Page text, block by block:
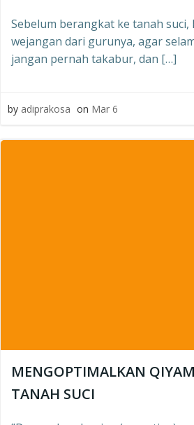
Sebelum berangkat ke tanah suci,
wejangan dari gurunya, agar
jangan pernah takabur, dan […]
by adiprakosa on Mar 6
MENGOPTIMALKAN
TANAH SUCI